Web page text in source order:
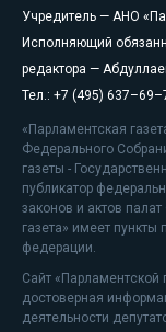
Учредитель — АНО
Исполняющий
редактора —
Тел.: +7 (495)
«Парламентская
Федерального
газеты -
публикатор
законов и актов
газета» имеет пункты
федерации.
Сайт «Парламентской
достоверная
деятельности